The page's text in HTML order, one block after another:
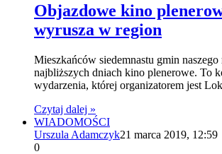
Objazdowe kino
wyrusza w region
Mieszkańców siedemnastu gmin
najbliższych dniach kino plenerowe. To
wydarzenia, której organizatorem jest
Czytaj dalej »
WIADOMOŚCI
Urszula Adamczyk21 marca 2019, 12:59
0